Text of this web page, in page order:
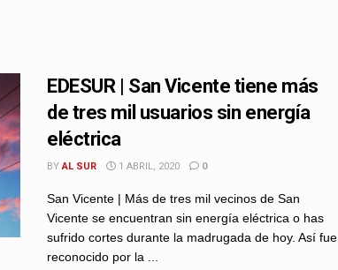
EDESUR | San Vicente tiene más
de tres mil usuarios sin energía
eléctrica
BY AL SUR 1 ABRIL, 2020 0
San Vicente | Más de tres mil vecinos de San
Vicente se encuentran sin energía eléctrica o has
sufrido cortes durante la madrugada de hoy. Así fue
reconocido por la ...